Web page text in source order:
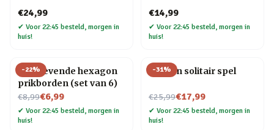
€24,99
✔ Voor 22:45 besteld, morgen in
huis!
€14,99
✔ Voor 22:45 besteld, morgen in
huis!
-22%
Zelfklevende hexagon
prikborden (set van 6)
€8,99
Nu voor€6,99
✔ Voor 22:45 besteld, morgen in
huis!
-31%
Houten solitair spel
€25,99
Nu voor€17,99
✔ Voor 22:45 besteld, morgen in
huis!